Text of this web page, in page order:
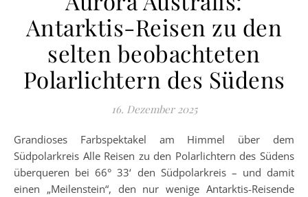
Antarktis-Reisen zu den
selten beobachteten
Polarlichtern des Südens
16. Dezember 2025
Grandioses Farbspektakel am Himmel über dem
Südpolarkreis Alle Reisen zu den Polarlichtern des Südens
überqueren bei 66° 33‘ den Südpolarkreis – und damit
einen „Meilenstein“, den nur wenige Antarktis-Reisende